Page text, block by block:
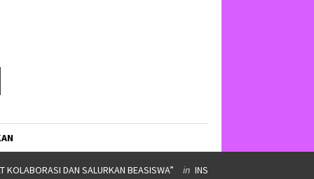
ORMAWAinSERBA SERBI